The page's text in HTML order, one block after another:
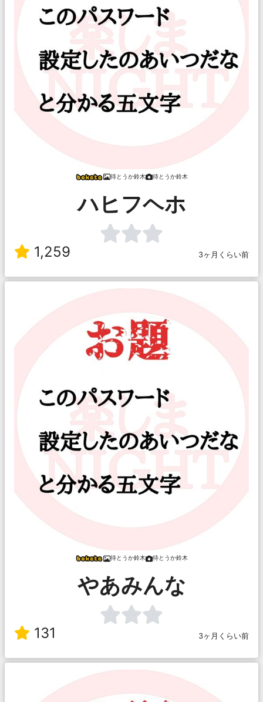
待とうか鈴木 待とうか鈴木
ハヒフヘホ
1,259 3ヶ月くらい前
待とうか鈴木 待とうか鈴木
やあみんな
131 3ヶ月くらい前